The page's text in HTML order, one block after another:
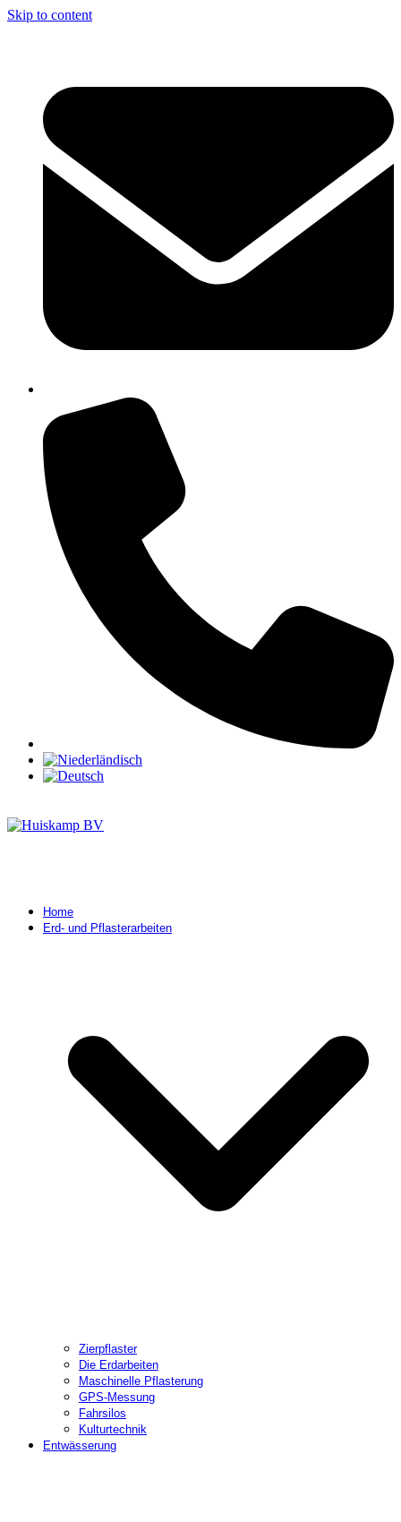
Skip to content
Home
Erd- und Pflasterarbeiten
Zierpflaster
Die Erdarbeiten
Maschinelle Pflasterung
GPS-Messung
Fahrsilos
Kulturtechnik
Entwässerung